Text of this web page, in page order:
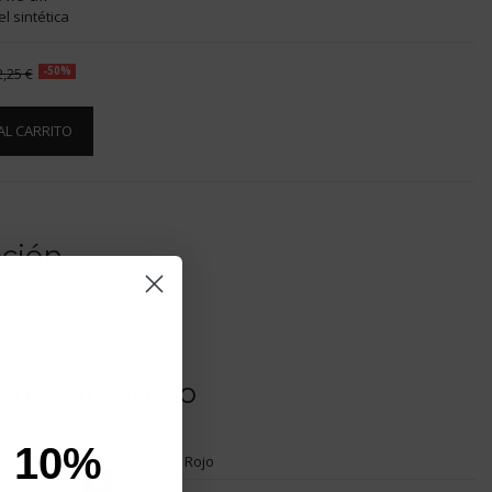
sintética
€ -50%
CARRITO
del producto
Rojo
not show again.
10%